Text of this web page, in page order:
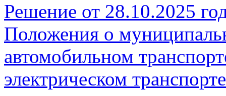
Решение от 28.10.2025
Положения о
автомобильном
электрическом